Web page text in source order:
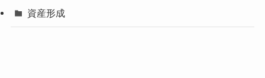
資産形成